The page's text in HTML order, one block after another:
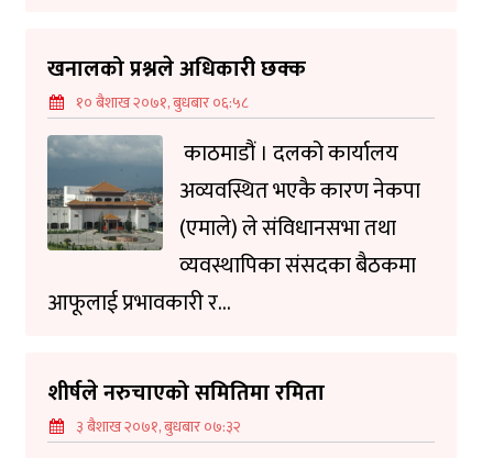
खनालको प्रश्नले अधिकारी छक्क
१० बैशाख २०७१, बुधबार ०६:५८
काठमाडौं । दलको कार्यालय
अव्यवस्थित भएकै कारण नेकपा
(एमाले) ले संविधानसभा तथा
व्यवस्थापिका संसदका बैठकमा
आफूलाई प्रभावकारी र...
शीर्षले नरुचाएको समितिमा रमिता
३ बैशाख २०७१, बुधबार ०७:३२